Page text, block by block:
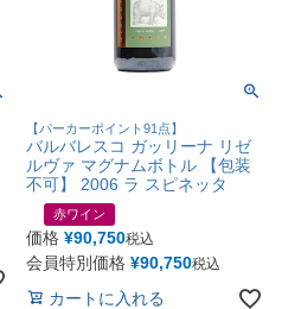
【パーカーポイント91点】
バルバレスコ ガッリーナ リゼ
ルヴァ マグナムボトル 【包装
不可】 2006 ラ スピネッタ
赤ワイン
価格 ¥90,750税込
会員特別価格 ¥90,750税込
カートに入れる